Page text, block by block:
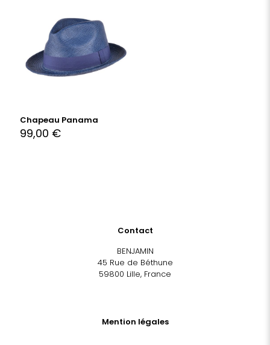
Chapeau Panama
99,00 €
Contact
BENJAMIN
45 Rue de Béthune
59800 Lille, France
Mention légales